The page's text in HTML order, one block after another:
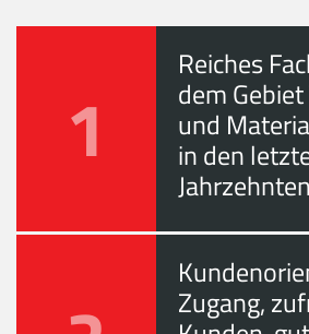
1
Reiches
dem
und
in den
Jahrzehnten
Zugang,